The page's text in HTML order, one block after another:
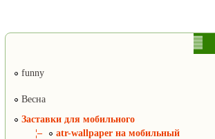
funny
Весна
Заставки для мобильного
¦–
atr-wallpaper на мобильный